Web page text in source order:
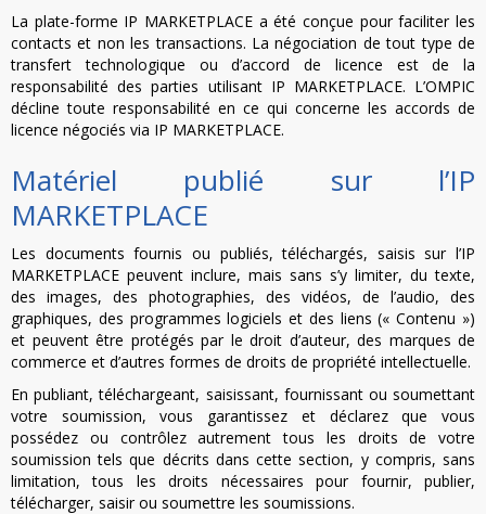
La plate-forme IP MARKETPLACE a été conçue pour faciliter les
contacts et non les transactions. La négociation de tout type de
transfert technologique ou d’accord de licence est de la
responsabilité des parties utilisant IP MARKETPLACE. L’OMPIC
décline toute responsabilité en ce qui concerne les accords de
licence négociés via IP MARKETPLACE.
Matériel publié sur l’IP
MARKETPLACE
Les documents fournis ou publiés, téléchargés, saisis sur l’IP
MARKETPLACE peuvent inclure, mais sans s’y limiter, du texte,
des images, des photographies, des vidéos, de l’audio, des
graphiques, des programmes logiciels et des liens (« Contenu »)
et peuvent être protégés par le droit d’auteur, des marques de
commerce et d’autres formes de droits de propriété intellectuelle.
En publiant, téléchargeant, saisissant, fournissant ou soumettant
votre soumission, vous garantissez et déclarez que vous
possédez ou contrôlez autrement tous les droits de votre
soumission tels que décrits dans cette section, y compris, sans
limitation, tous les droits nécessaires pour fournir, publier,
télécharger, saisir ou soumettre les soumissions.